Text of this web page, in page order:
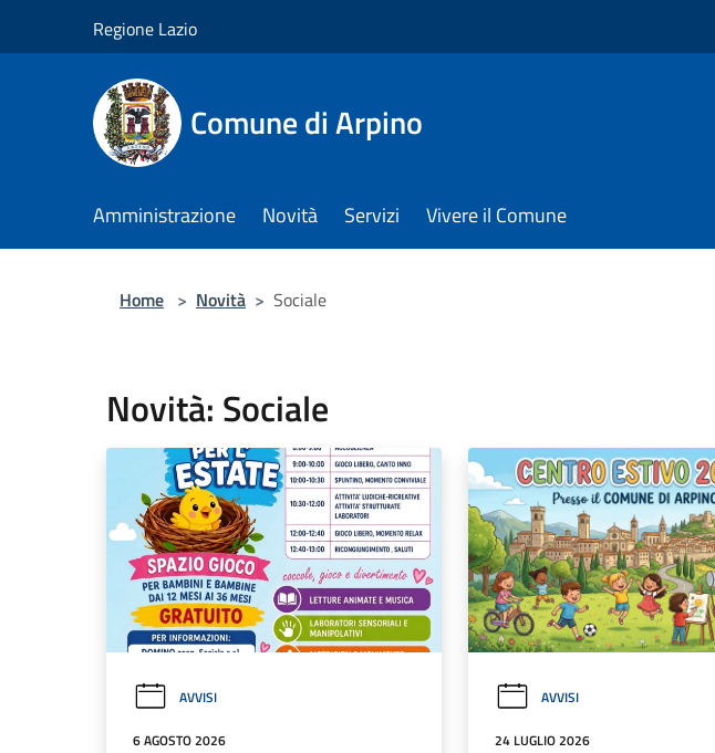
Regione Lazio
Comune di Arpino
Amministrazione Novità Servizi Vivere il Comune
Home > Novità > Sociale
Novità: Sociale
AVVISI
6 AGOSTO 2026
AVVISI
24 LUGLIO 2026